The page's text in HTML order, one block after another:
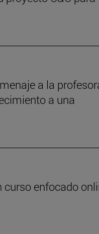
a la
a una
curso enfocado